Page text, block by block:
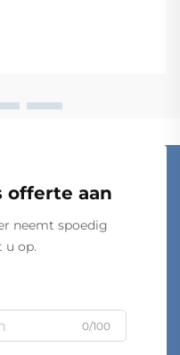
voldoen aan
magazijnen en
offerte aan
neemt spoedig
u op.
0/100